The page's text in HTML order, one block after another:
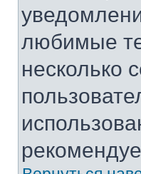
любимые
несколько